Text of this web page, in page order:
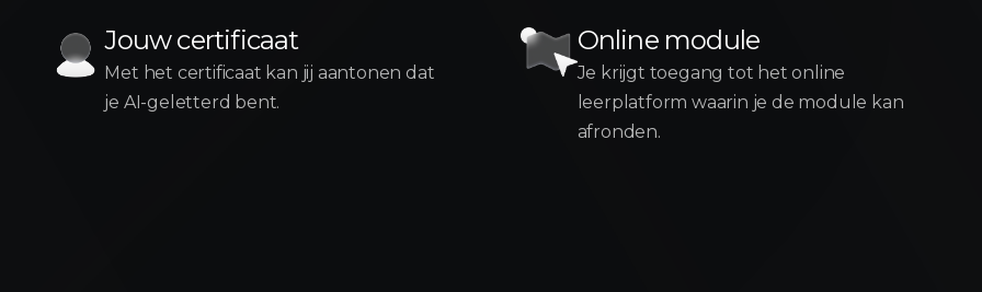
Jouw certificaat
Met het certificaat kan jij aantonen dat
je AI-geletterd bent.
Online module
Je krijgt toegang tot het online
leerplatform waarin je de module kan
afronden.